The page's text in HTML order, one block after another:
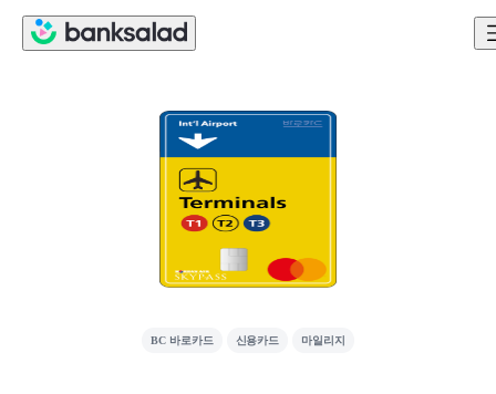
BC 바로카드 신용카드 마일리지